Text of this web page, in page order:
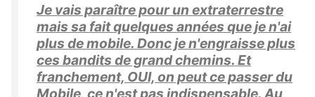
Je vais paraître pour un extraterrestre
mais sa fait quelques années que je n'ai
plus de mobile. Donc je n'engraisse plus
ces bandits de grand chemins. Et
franchement, OUI, on peut ce passer du
Mobile, ce n'est pas indispensable. Au